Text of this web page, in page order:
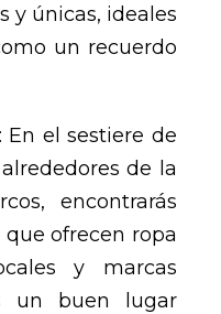
y únicas, ideales
un recuerdo
En el sestiere de
de la
encontrarás
ofrecen ropa
y marcas
un buen lugar